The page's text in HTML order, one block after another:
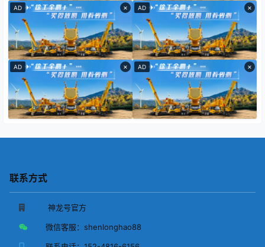
×
AD ×
AD
×
AD ×
AD
联系方式
神龙号官方
微信客服： shenlonghao88